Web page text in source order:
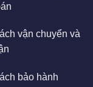
vận chuyển và
bảo hành